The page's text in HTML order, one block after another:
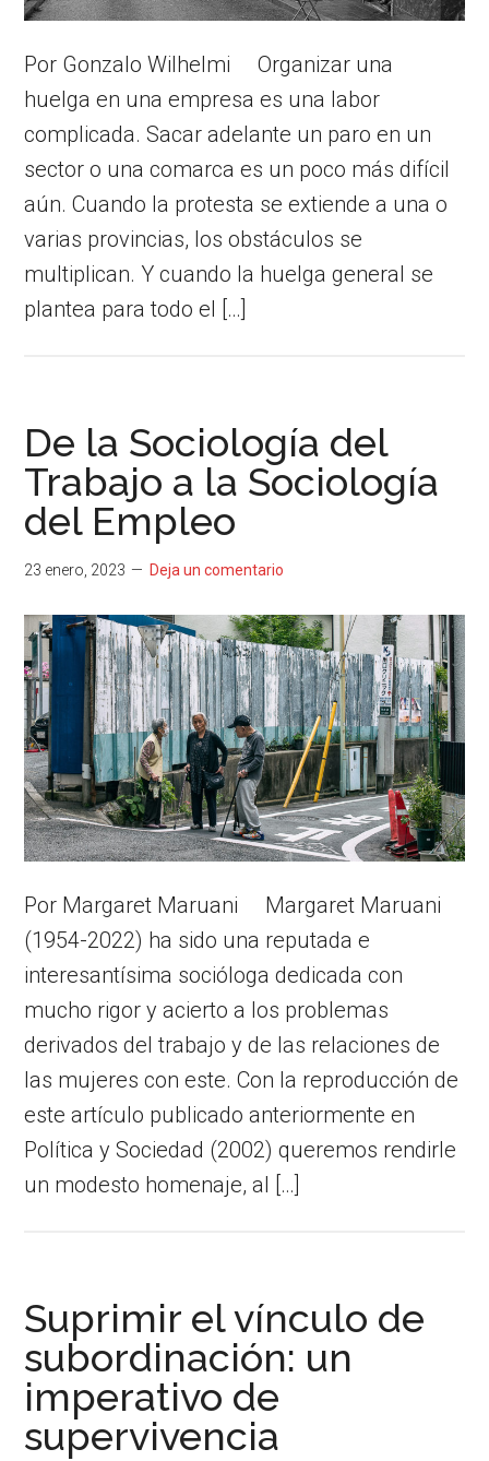
Por Gonzalo Wilhelmi Organizar una
huelga en una empresa es una labor
complicada. Sacar adelante un paro en un
sector o una comarca es un poco más difícil
aún. Cuando la protesta se extiende a una o
varias provincias, los obstáculos se
multiplican. Y cuando la huelga general se
plantea para todo el […]
De la Sociología del
Trabajo a la Sociología
del Empleo
23 enero, 2023 Deja un comentario
Por Margaret Maruani Margaret Maruani
(1954-2022) ha sido una reputada e
interesantísima socióloga dedicada con
mucho rigor y acierto a los problemas
derivados del trabajo y de las relaciones de
las mujeres con este. Con la reproducción de
este artículo publicado anteriormente en
Política y Sociedad (2002) queremos rendirle
un modesto homenaje, al […]
Suprimir el vínculo de
subordinación: un
imperativo de
supervivencia